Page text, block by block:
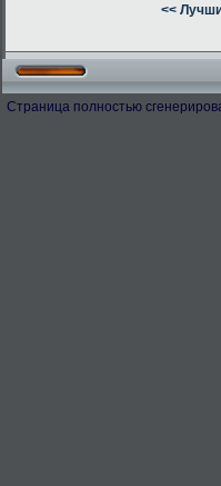
<<
Страница полностью